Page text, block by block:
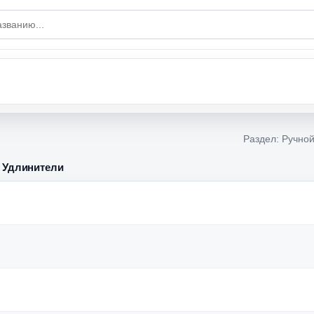
Раздел:
Удлинители